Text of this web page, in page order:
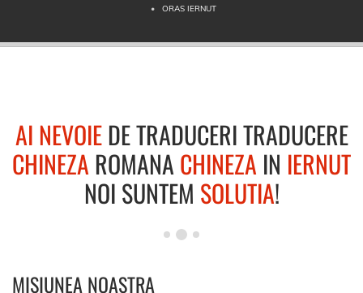
ORAS IERNUT
AI NEVOIEDE TRADUCERI TRADUCERE
CHINEZA ROMANA CHINEZA IN IERNUT
NOI SUNTEM SOLUTIA!
MISIUNEA NOASTRA